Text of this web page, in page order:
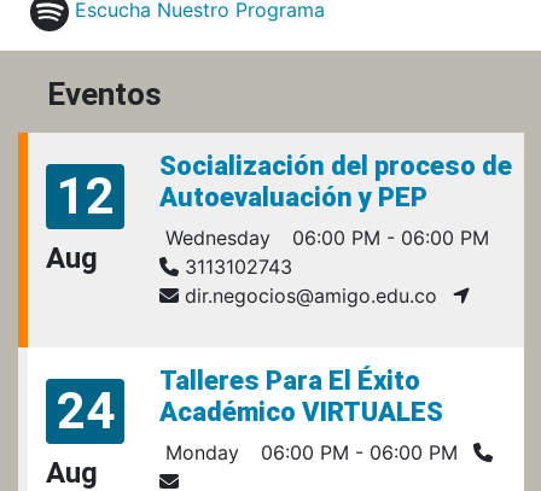
Escucha Nuestro Programa
Eventos
12
Aug
Socialización del proceso de
Autoevaluación y PEP
Wednesday
06:00 PM - 06:00 PM
3113102743
dir.negocios@amigo.edu.co
24
Aug
Talleres Para El Éxito
Académico VIRTUALES
Monday 06:00 PM - 06:00 PM